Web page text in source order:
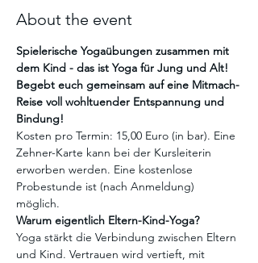
About the event
Spielerische Yogaübungen zusammen mit
dem Kind - das ist Yoga für Jung und Alt!
Begebt euch gemeinsam auf eine Mitmach-
Reise voll wohltuender Entspannung und
Bindung!
Kosten pro Termin: 15,00 Euro (in bar). Eine
Zehner-Karte kann bei der Kursleiterin
erworben werden. Eine kostenlose
Probestunde ist (nach Anmeldung)
möglich.
Warum eigentlich Eltern-Kind-Yoga?
Yoga stärkt die Verbindung zwischen Eltern
und Kind. Vertrauen wird vertieft, mit